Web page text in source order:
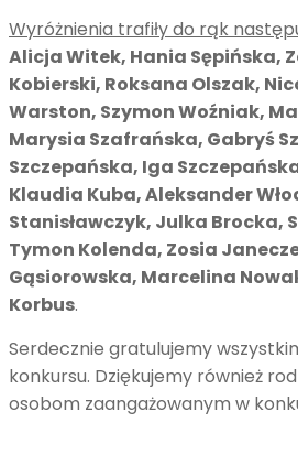
Wyróżnienia trafiły do rąk
Alicja Witek, Hania Sępińska,
Kobierski, Roksana Olszak,
Warston, Szymon Woźniak,
Marysia Szafrańska, Gabryś
Szczepańska, Iga
Klaudia Kuba, Aleksander
Stanisławczyk, Julka Brocka,
Tymon Kolenda, Zosia
Gąsiorowska, Marcelina
Korbus.
Serdecznie gratulujemy
konkursu. Dziękujemy również
osobom zaangażowanym w